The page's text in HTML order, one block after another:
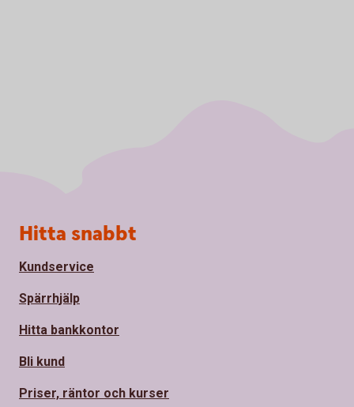
Sidfot
Hitta snabbt
Kundservice
Spärrhjälp
Hitta bankkontor
Bli kund
Priser, räntor och kurser